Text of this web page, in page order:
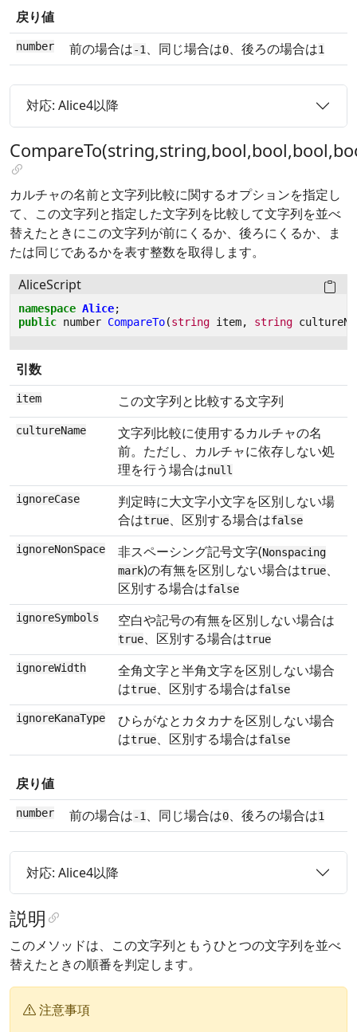
戻り値
number 前の場合は-1 、同じ場合は0、後ろの場合は1
対応: Alice4以降
カルチャの名前と文字列比較に関するオプションを指定し
て、この文字列と指定した文字列を比較して文字列を並べ
替えたときにこの文字列が前にくるか、後ろにくるか、ま
たは同じであるかを表す整数を取得します。
AliceScript
namespace Alice;
public number CompareTo(string item, string
引数
item この文字列と比較する文字列
cultureName
文字列比較に使用するカルチャの名
前。ただし、カルチャに依存しない処
理を行う場合はnull
ignoreCase
判定時に大文字小文字を区別しない場
合はtrue、区別する場合はfalse
ignoreNonSpace 非スペーシング記号文字(Nonspacing
mark)の有無を区別しない場合はtrue、
区別する場合はfalse
ignoreSymbols 空白や記号の有無を区別しない場合は
true、区別する場合はtrue
ignoreWidth
全角文字と半角文字を区別しない場合
はtrue、区別する場合はfalse
ignoreKanaType
ひらがなとカタカナを区別しない場合
はtrue、区別する場合はfalse
戻り値
number 前の場合は-1、同じ場合は0、後ろの場合は1
対応: Alice4以降
説明
このメソッドは、この文字列ともうひとつの文字列を並べ
替えたときの順番を判定します。
注意事項